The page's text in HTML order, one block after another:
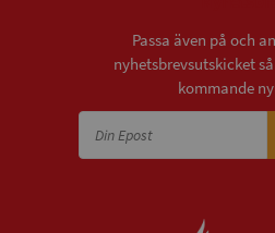
Passa även på och
nyhetsbrevsutskicket
kommande